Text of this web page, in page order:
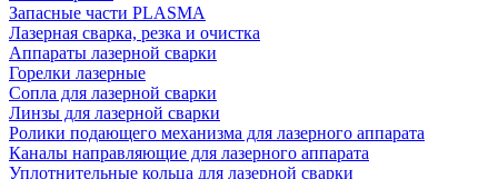
Запасные части PLASMA
Лазерная сварка, резка и очистка
Аппараты лазерной сварки
Горелки лазерные
Сопла для лазерной сварки
Линзы для лазерной сварки
Ролики подающего механизма для лазерного аппарата
Каналы направляющие для лазерного аппарата
Уплотнительные кольца для лазерной сварки